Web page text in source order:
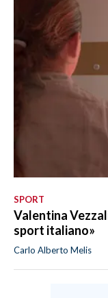
SPORT
Valentina
sport italiano»
Carlo Alberto Melis